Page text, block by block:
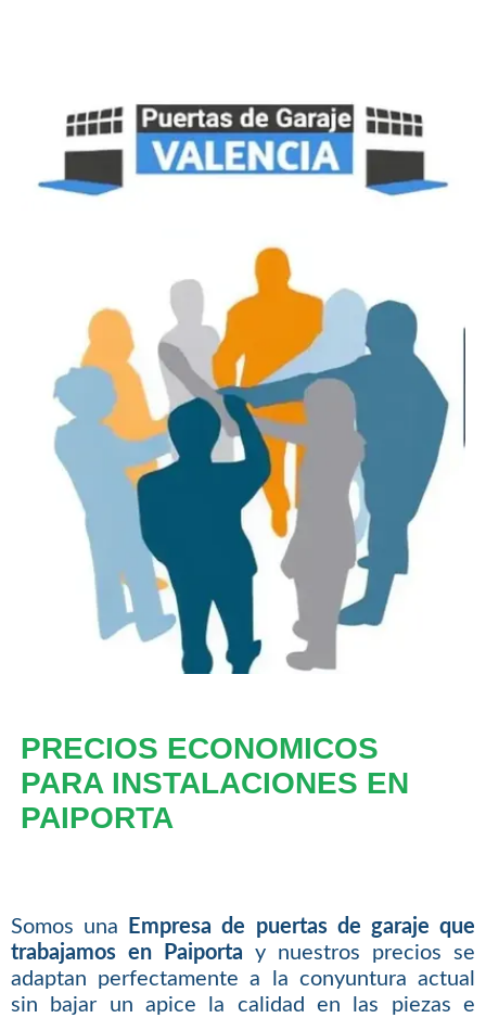
PRECIOS ECONOMICOS
PARA INSTALACIONES EN
PAIPORTA
Somos una
Empresa de puertas de garaje que
trabajamos en Paiporta y nuestros precios se
adaptan perfectamente a la conyuntura actual
sin bajar un apice la calidad en las piezas e